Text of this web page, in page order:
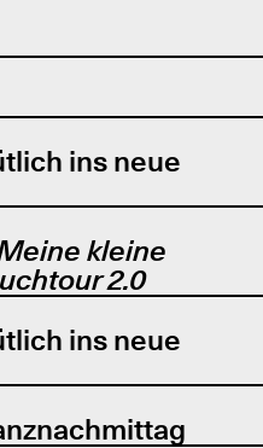
ins neue
kleine
2.0
ins neue